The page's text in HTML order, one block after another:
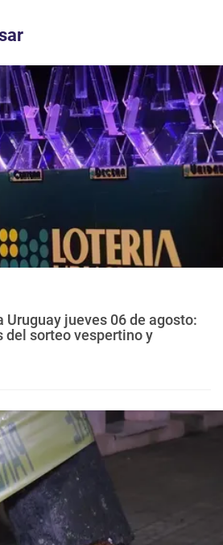
Uruguay jueves 06 de agosto:
del sorteo vespertino y